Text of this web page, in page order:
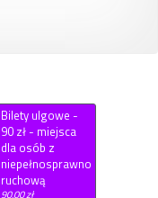
Bilety ulgowe -
90 zł - miejsca
dla osób z
niepełnosprawnością
ruchową
90,00 zł